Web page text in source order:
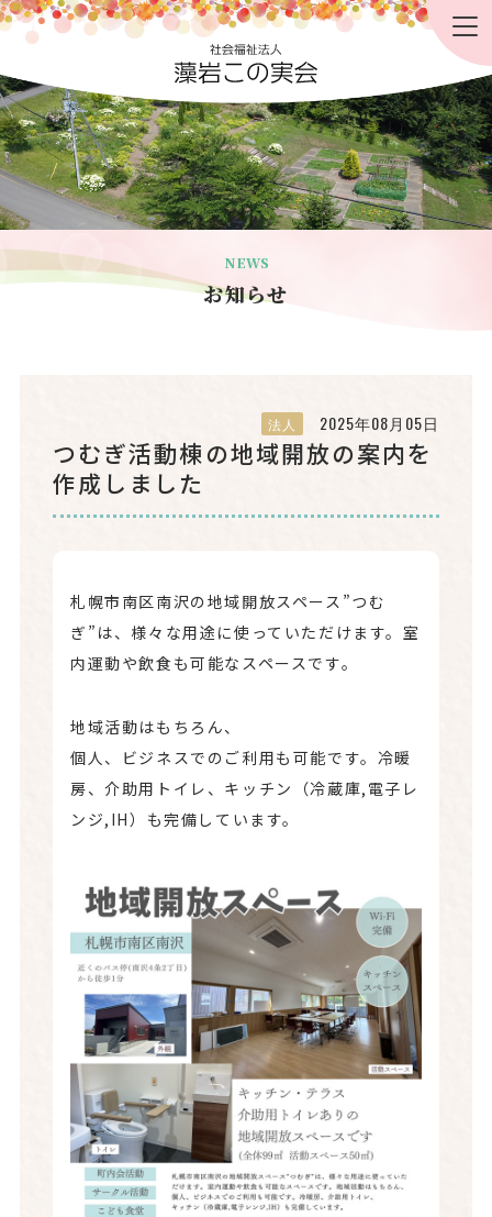
NEWS
お知らせ
法人 2025年08月05日
つむぎ活動棟の地域開放の案内を
作成しました
札幌市南区南沢の地域開放スペース”つむ
ぎ”は、様々な用途に使っていただけます。室
内運動や飲食も可能なスペースです。
地域活動はもちろん、
個人、ビジネスでのご利用も可能です。冷暖
房、介助用トイレ、キッチン（冷蔵庫,電子レ
ンジ,IH）も完備しています。